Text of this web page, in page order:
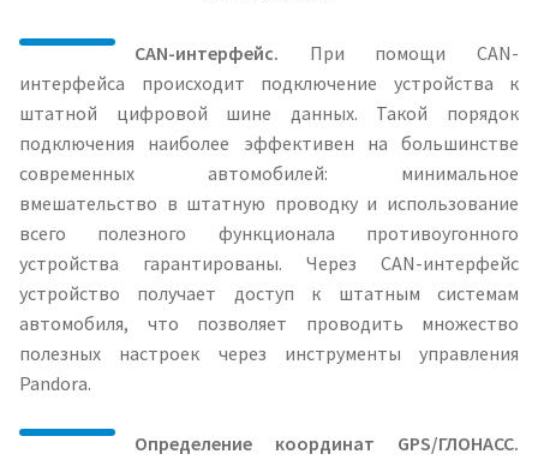
CAN-интерфейс. При помощи CAN-
интерфейса происходит подключение устройства к
штатной цифровой шине данных. Такой порядок
подключения наиболее эффективен на большинстве
современных автомобилей: минимальное
вмешательство в штатную проводку и использование
всего полезного функционала противоугонного
устройства гарантированы. Через CAN-интерфейс
устройство получает доступ к штатным системам
автомобиля, что позволяет проводить множество
полезных настроек через инструменты управления
Pandora.
Определение координат GPS/ГЛОНАСС.